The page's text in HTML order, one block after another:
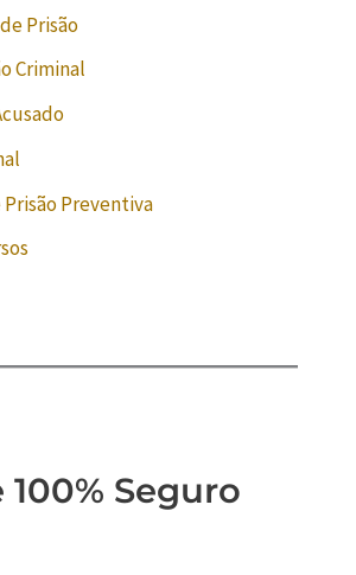
Prisão
Criminal
Prisão Preventiva
100% Seguro